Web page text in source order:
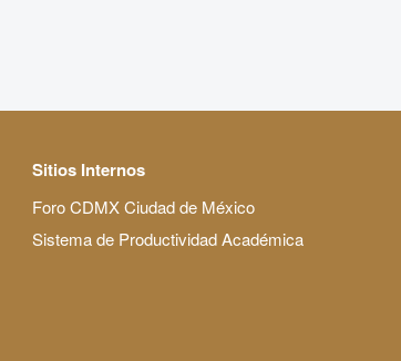
Sitios Internos
Foro CDMX Ciudad de México
Sistema de Productividad Académica